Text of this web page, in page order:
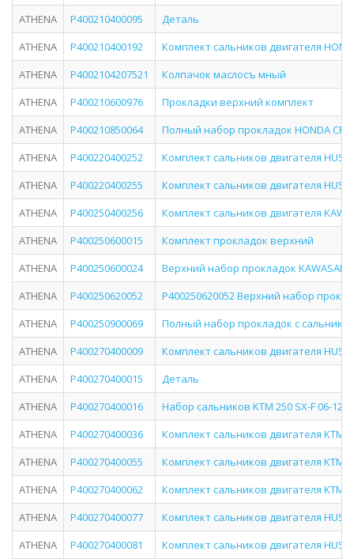
ATHENA P400210400095
Деталь
ATHENA
P400210400192
Комплект сальников двигателя
ATHENA
P4002104207521
Колпачок маслосъ мный
ATHENA
P400210600976
Прокладки верхний комплект
ATHENA
P400210850064
Полный набор прокладок HONDA
ATHENA
P400220400252
Комплект сальников двигателя
ATHENA
P400220400255
Комплект сальников двигателя
ATHENA
P400250400256
Комплект сальников двигателя
ATHENA
P400250600015
Комплект прокладок верхний
ATHENA
P400250600024
Верхний набор прокладок KAWASAKI
ATHENA
P400250620052
P400250620052 Верхний набор
ATHENA
P400250900069
Полный набор прокладок с
ATHENA
P400270400009
Комплект сальников двигателя
ATHENA
P400270400015
Деталь
ATHENA
P400270400016
Набор сальников KTM 250 SX-F 06-12
ATHENA
P400270400036
Комплект сальников двигателя KTM:
ATHENA
P400270400055
Комплект сальников двигателя KTM:
ATHENA
P400270400062
Комплект сальников двигателя KTM:
ATHENA
P400270400077
Комплект сальников двигателя
ATHENA
P400270400081
Комплект сальников двигателя